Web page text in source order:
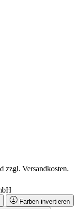
zzgl. Versandkosten.
Farben invertieren